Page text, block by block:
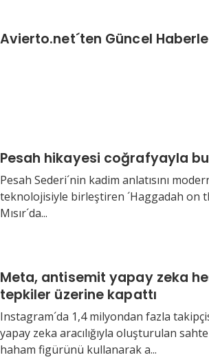
Avierto.net´ten Güncel
Pesah hikayesi coğrafyayla
Pesah Sederi´nin kadim anlatısını
teknolojisiyle birleştiren ´Haggadah on
Mısır´da...
Meta, antisemit yapay zeka
tepkiler üzerine kapattı
Instagram´da 1,4 milyondan fazla
yapay zeka aracılığıyla oluşturulan
haham figürünü kullanarak a...